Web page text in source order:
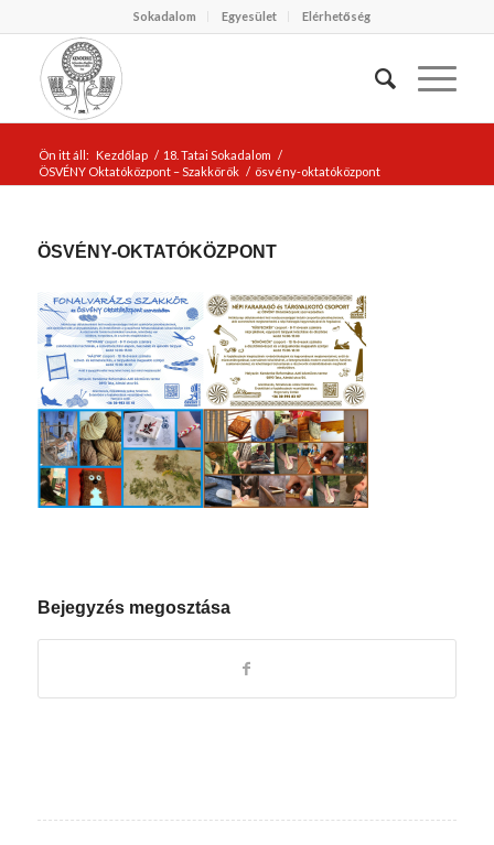
Sokadalom Egyesület Elérhetőség
Ön itt áll: Kezdőlap / 18. Tatai Sokadalom /
ÖSVÉNY Oktatóközpont – Szakkörök / ösvény-oktatóközpont
ÖSVÉNY-OKTATÓKÖZPONT
Bejegyzés megosztása